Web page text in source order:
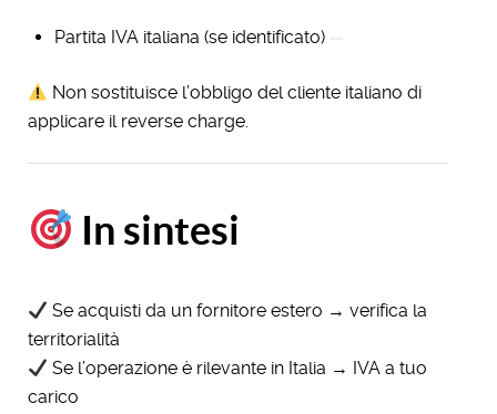
Partita IVA italiana (se identificato)
Non sostituisce l’obbligo del cliente italiano di
applicare il reverse charge.
In sintesi
Se acquisti da un fornitore estero → verifica la
territorialità
Se l’operazione è rilevante in Italia → IVA a tuo
carico